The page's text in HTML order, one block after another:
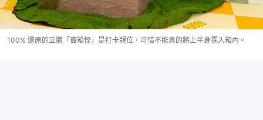
100% 還原的立體「寶箱怪」是打卡靚位，可惜不能真的將上半身探入箱內。